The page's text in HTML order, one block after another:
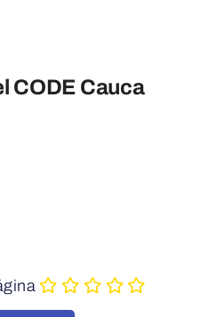
CODE Cauca